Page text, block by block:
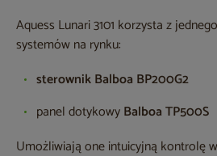
Aquess Lunari 3101 korzysta z
systemów na rynku:
sterownik Balboa BP200G2
panel dotykowyBalboa TP500S
Umożliwiają one intuicyjną kontrolę